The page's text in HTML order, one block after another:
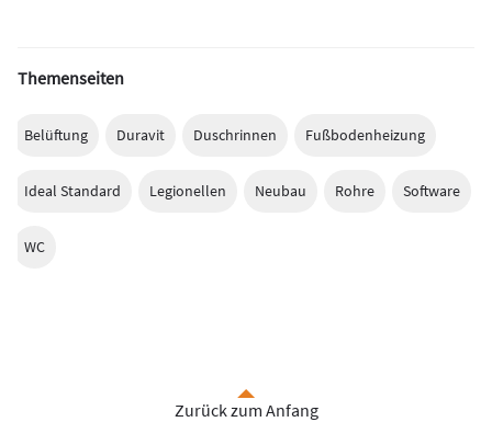
Themenseiten
Belüftung Duravit Duschrinnen Fußbodenheizung
Ideal Standard Legionellen Neubau Rohre Software
WC
Zurück zum Anfang